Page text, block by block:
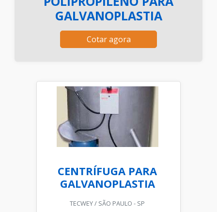
GALVANOPLASTIA
Cotar agora
CENTRÍFUGA PARA
GALVANOPLASTIA
TECWEY / SÃO PAULO - SP